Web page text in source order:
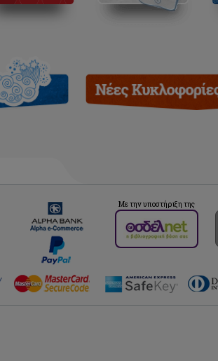
Με την υποστήριξη της